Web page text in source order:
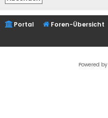
Portal Foren-Übersicht
Powered by